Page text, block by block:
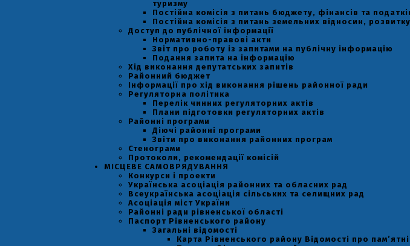
туризму
Постійна комісія з питань бюджету, фінансів та
Постійна комісія з питань земельних відносин,
Доступ до публічної інформації
Нормативно-правові акти
Звіт про роботу із запитами на публічну інформацію
Подання запита на інформацію
Хід виконання депутатських запитів
Районний бюджет
Інформації про хід виконання рішень районної ради
Регуляторна політика
Перелік чинних регуляторних актів
Плани підготовки регуляторних актів
Районні програми
Діючі районні програми
Звіти про виконання районних програм
Стенограми
Протоколи, рекомендації комісій
МІСЦЕВЕ САМОВРЯДУВАННЯ
Конкурси і проекти
Українська асоціація районних та обласних рад
Всеукраїнська асоціація сільських та селищних рад
Асоціація міст України
Районні ради рівненської області
Паспорт Рівненського району
Загальні відомості
Карта Рівненського району Відомості про